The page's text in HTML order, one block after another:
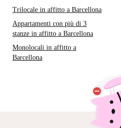
Trilocale in affitto a Barcellona
Appartamenti con più di 3
stanze in affitto a Barcellona
Monolocali in affitto a
Barcellona